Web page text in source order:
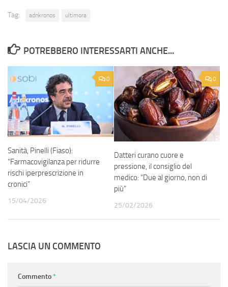
Tag: adnkronos ultimora
POTREBBERO INTERESSARTI ANCHE...
0
Sanità, Pinelli (Fiaso):
“Farmacovigilanza per ridurre
rischi iperprescrizione in
cronici”
15/04/2026
0
Datteri curano cuore e
pressione, il consiglio del
medico: “Due al giorno, non di
più”
25/02/2026
LASCIA UN COMMENTO
Commento*